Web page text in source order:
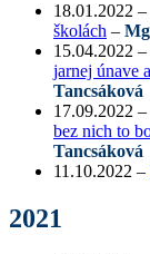
18.01.2022
školách –
15.04.2022
jarnej únave
Tancsáková
17.09.2022
bez nich to
Tancsáková
11.10.2022 –
2021